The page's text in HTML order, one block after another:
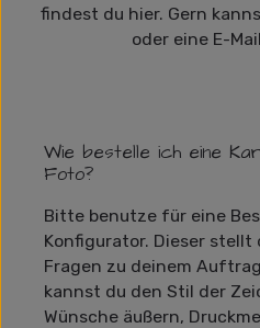
findest du hier. Gern
oder eine E-
Wie bestelle ich eine
Foto?
Bitte benutze für eine
Konfigurator. Dieser
Fragen zu deinem
kannst du den Stil der
Wünsche äußern,